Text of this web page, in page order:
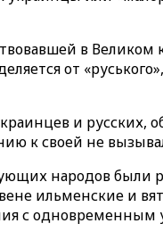
в
от
и русских,
к своей не
народов были
ильменские и
с одновременным